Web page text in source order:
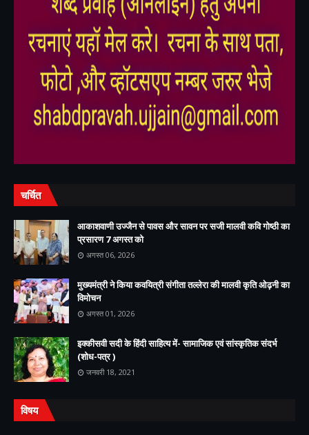
चर्चित
आकाशवाणी उज्जैन से पावस और सावन पर सजी मालवी कवि गोष्ठी का
प्रसारण 7 अगस्त को
अगस्त 06, 2026
मुख्यमंत्री ने किया कवयित्री संगीता तल्लेरा की मालवी कृति ओढ़नी का
विमोचन
अगस्त 01, 2026
इक्कीसवी सदी के हिंदी साहित्य में- सामाजिक एवं सांस्कृतिक संदर्भ
(शोध-पत्र )
जनवरी 18, 2021
विषय